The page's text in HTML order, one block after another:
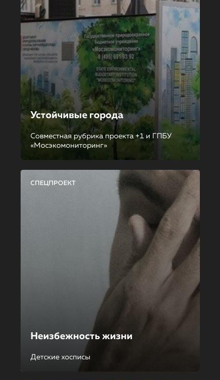
Устойчивые города
Совместная рубрика проекта +1 и ГПБУ
«Мосэкомониторинг»
СПЕЦПРОЕКТ
Неизбежность жизни
Детские хосписы